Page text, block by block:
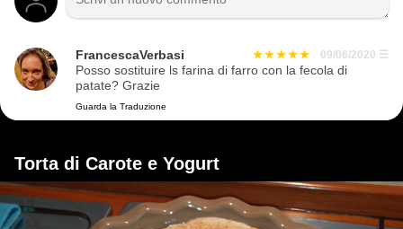
FrancescaVerbasi 09/06/2020 ☰
Posso sostituire ls farina di farro con la fecola di
patate? Grazie
Guarda la Traduzione
Torta di Carote e Yogurt